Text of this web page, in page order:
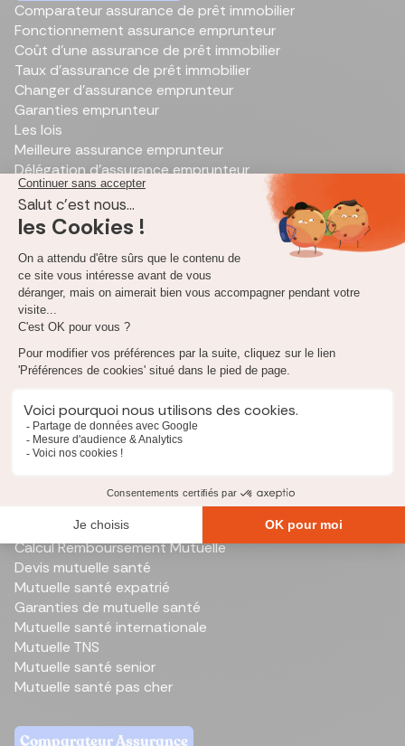
Comparateur assurance de prêt immobilier
Fonctionnement assurance emprunteur
Coût d'une assurance de prêt immobilier
Taux d’assurance de prêt immobilier
Changer d'assurance emprunteur
Garanties emprunteur
Les lois
Meilleure assurance emprunteur
Délégation d’assurance emprunteur
Outils de simulation de prêt immobilier
Simulation de prêt immobilier
Annuité d’emprunt
Rachat de prêt immobilier
Calcul des frais de notaires
Capacité d'emprunt
Reste à vivre
Renégocier un prêt
Taux d'endettement
Capital restant dû
Comparateur de mutuelle santé
Meilleure mutuelle santé
Calcul Remboursement Mutuelle
Devis mutuelle santé
Mutuelle santé expatrié
Garanties de mutuelle santé
Mutuelle santé internationale
Mutuelle TNS
Mutuelle santé senior
Mutuelle santé pas cher
Comparateur Assurance